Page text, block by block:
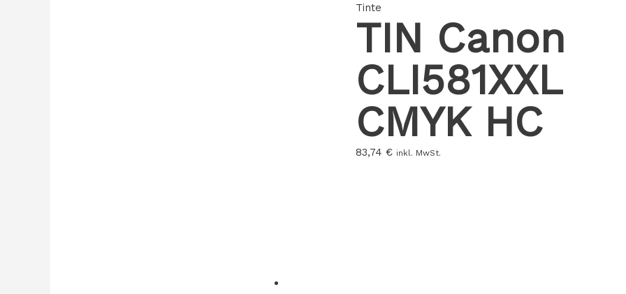
Tinte
TIN Canon
CLI581XXL
CMYK HC
83,74 € inkl. MwSt.